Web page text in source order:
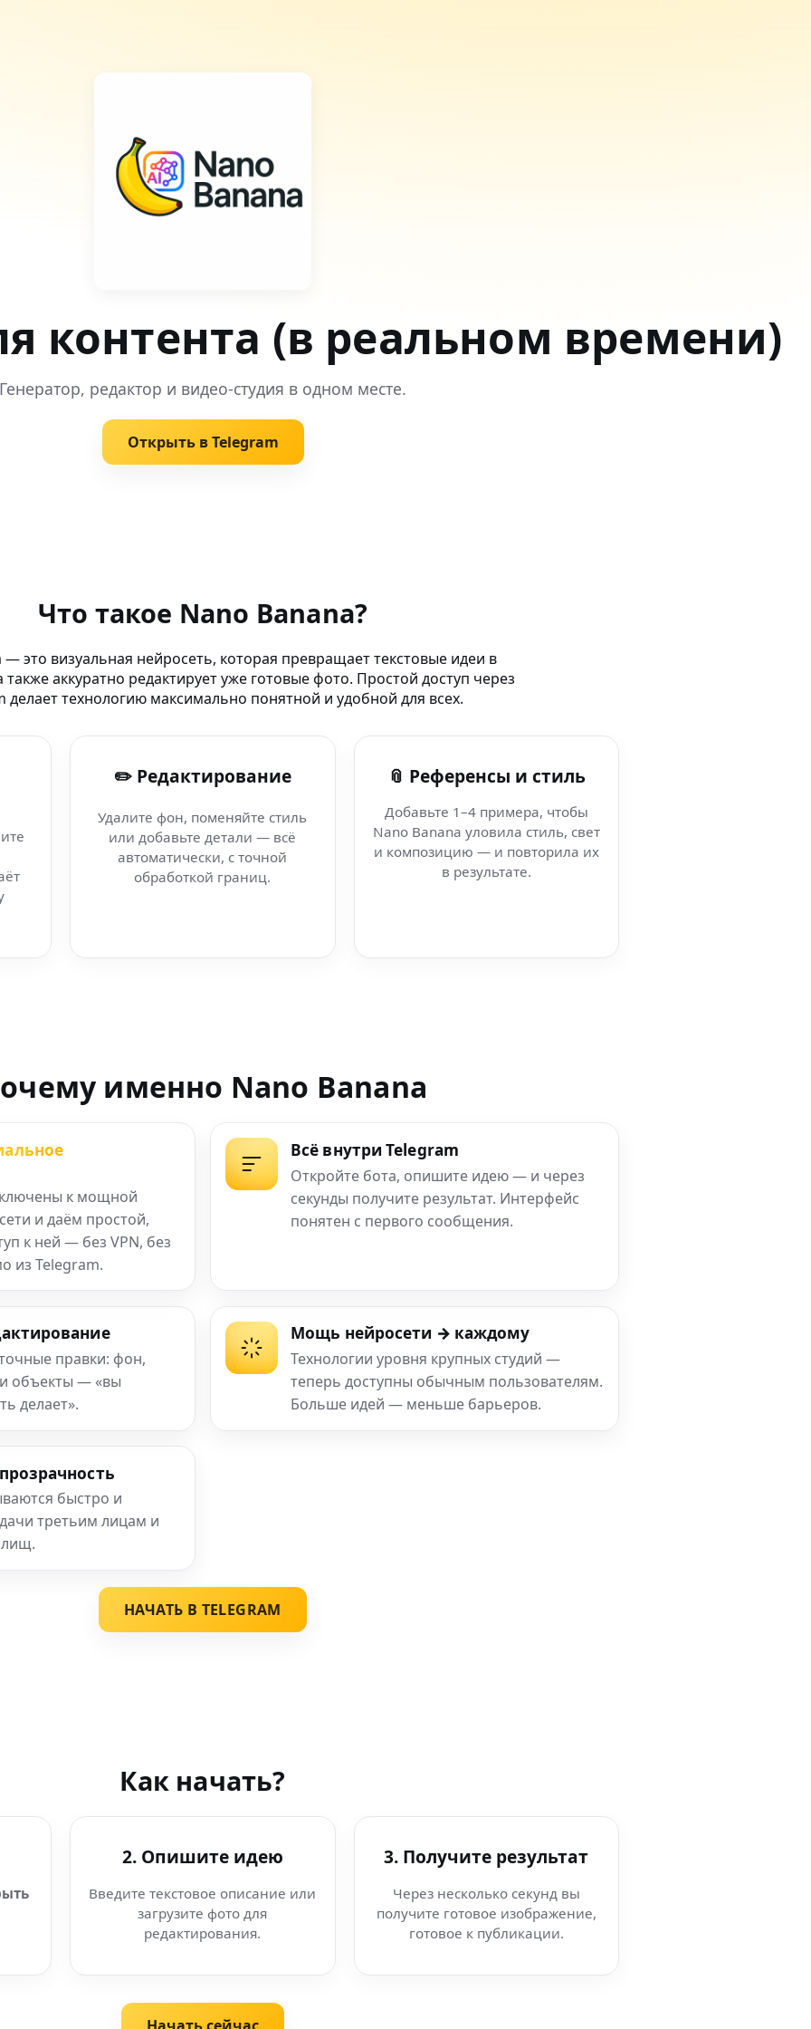
контента (в реальном времени)
Генератор, редактор и видео-студия в одном месте.
Открыть в Telegram
— для рекламы:
вирусный
для Huawei EMUI
через Kaedim
— визуалы
водяных
Что такое Nano Banana?
— это визуальная нейросеть, которая превращает текстовые идеи в
аккуратно редактирует уже готовые фото. Простой доступ через
делает технологию максимально понятной и удобной для всех.
✏️ Редактирование
Удалите фон, поменяйте стиль
или добавьте детали — всё
автоматически, с точной
обработкой границ.
📎 Референсы и стиль
Добавьте 1–4 примера, чтобы
Nano Banana уловила стиль, свет
и композицию — и повторила их
в результате.
именно Nano Banana
к мощной
и даём простой,
к ней — без VPN, без
из Telegram.
Всё внутри Telegram
Откройте бота, опишите идею — и через
секунды получите результат. Интерфейс
понятен с первого сообщения.
правки: фон,
объекты — «вы
делает».
Мощь нейросети → каждому
Технологии уровня крупных студий —
теперь доступны обычным пользователям.
Больше идей — меньше барьеров.
быстро и
третьим лицам и
НАЧАТЬ В TELEGRAM
Как начать?
2. Опишите идею
Введите текстовое описание или
загрузите фото для
редактирования.
3. Получите результат
Через несколько секунд вы
получите готовое изображение,
готовое к публикации.